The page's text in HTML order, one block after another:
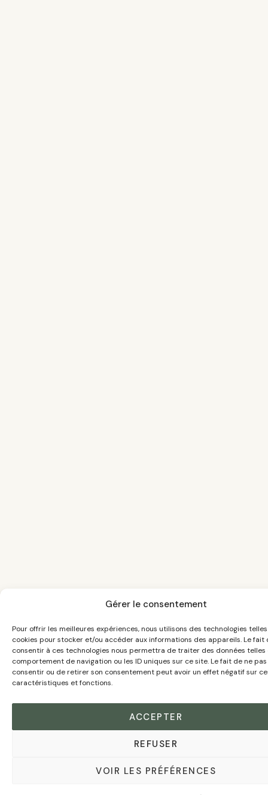
Gérer le consentement
Pour offrir les meilleures expériences, nous utilisons des technologies
cookies pour stocker et/ou accéder aux informations des appareils. Le fait
consentir à ces technologies nous permettra de traiter des données telles
comportement de navigation ou les ID uniques sur ce site. Le fait de ne pas
consentir ou de retirer son consentement peut avoir un effet négatif sur
caractéristiques et fonctions.
ACCEPTER
REFUSER
VOIR LES PRÉFÉRENCES